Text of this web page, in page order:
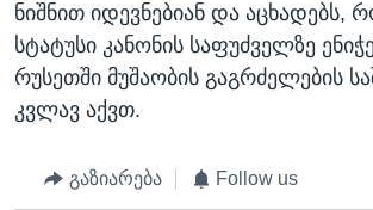
ნიშნით იდევნებიან და აცხადებს,
სტატუსი კანონის საფუძველზე
რუსეთში მუშაობის გაგრძელების
კვლავ აქვთ.
გაზიარება Follow us